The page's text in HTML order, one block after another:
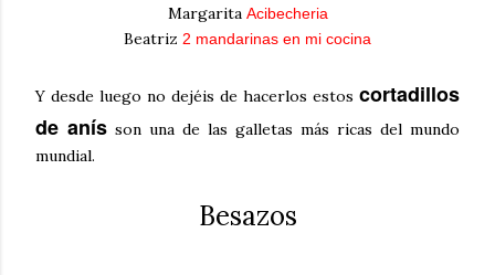
Margarita Acibecheria
Beatriz 2 mandarinas en mi cocina
Y desde luego no dejéis de hacerlos estos cortadillos
de anís son una de las galletas más ricas del mundo
mundial.
Besazos